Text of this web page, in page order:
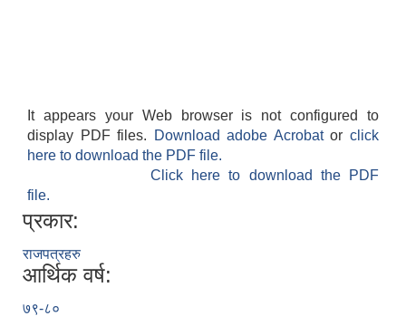
It appears your Web browser is not configured to
display PDF files.
Download adobe Acrobatorclick
here to download the PDF file.
Click here to download the PDF
file.
प्रकार:
राजपत्रहरु
आर्थिक वर्ष:
७९-८०